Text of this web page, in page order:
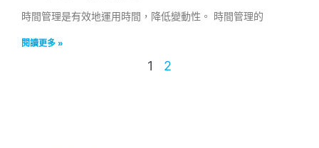
時間管理是有效地運用時間，降低變動性。 時間管理的
閱讀更多 »
1 2